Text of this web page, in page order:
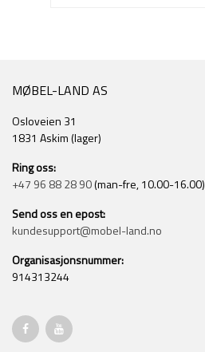
MØBEL-LAND AS
Osloveien 31
1831 Askim (lager)
Ring oss:
+47 96 88 28 90(man-fre, 10.00-16.00)
Send oss en epost:
kundesupport@mobel-land.no
Organisasjonsnummer:
914313244